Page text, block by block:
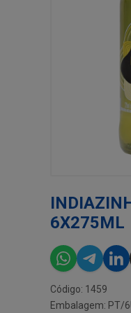
6X275ML
Código: 1459
Embalagem: PT/